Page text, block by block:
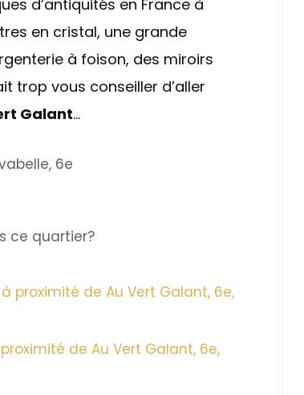
d’antiquités en France à
en cristal, une grande
à foison, des miroirs
trop vous conseiller d’aller
Galant…
6e
ce quartier?
proximité de Au Vert Galant, 6e,
de Au Vert Galant, 6e,